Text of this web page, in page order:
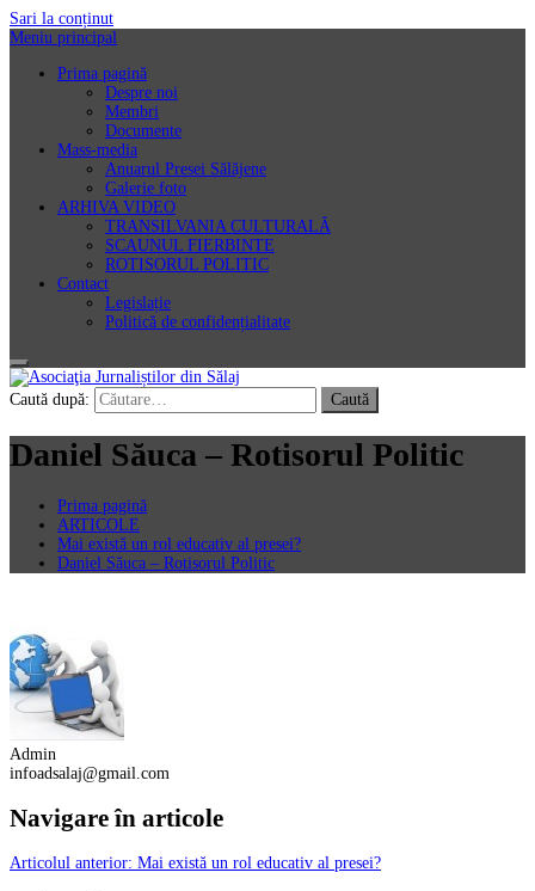
Sari la conținut
Meniu principal
Prima pagină
Despre noi
Membri
Documente
Mass-media
Anuarul Presei Sălăjene
Galerie foto
ARHIVA VIDEO
TRANSILVANIA CULTURALĂ
SCAUNUL FIERBINTE
ROTISORUL POLITIC
Contact
Legislație
Politică de confidențialitate
Asociaţia Jurnaliștilor din Sălaj
Caută după:
Daniel Săuca – Rotisorul Politic
Prima pagină
ARTICOLE
Mai există un rol educativ al presei?
Daniel Săuca – Rotisorul Politic
Admin
infoadsalaj@gmail.com
Navigare în articole
Articolul anterior: Mai există un rol educativ al presei?